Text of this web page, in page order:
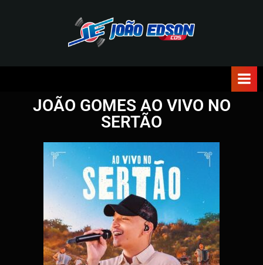
O
E
S
O
C
D
S
JOÃO GOMES AO VIVO NO
SERTÃO